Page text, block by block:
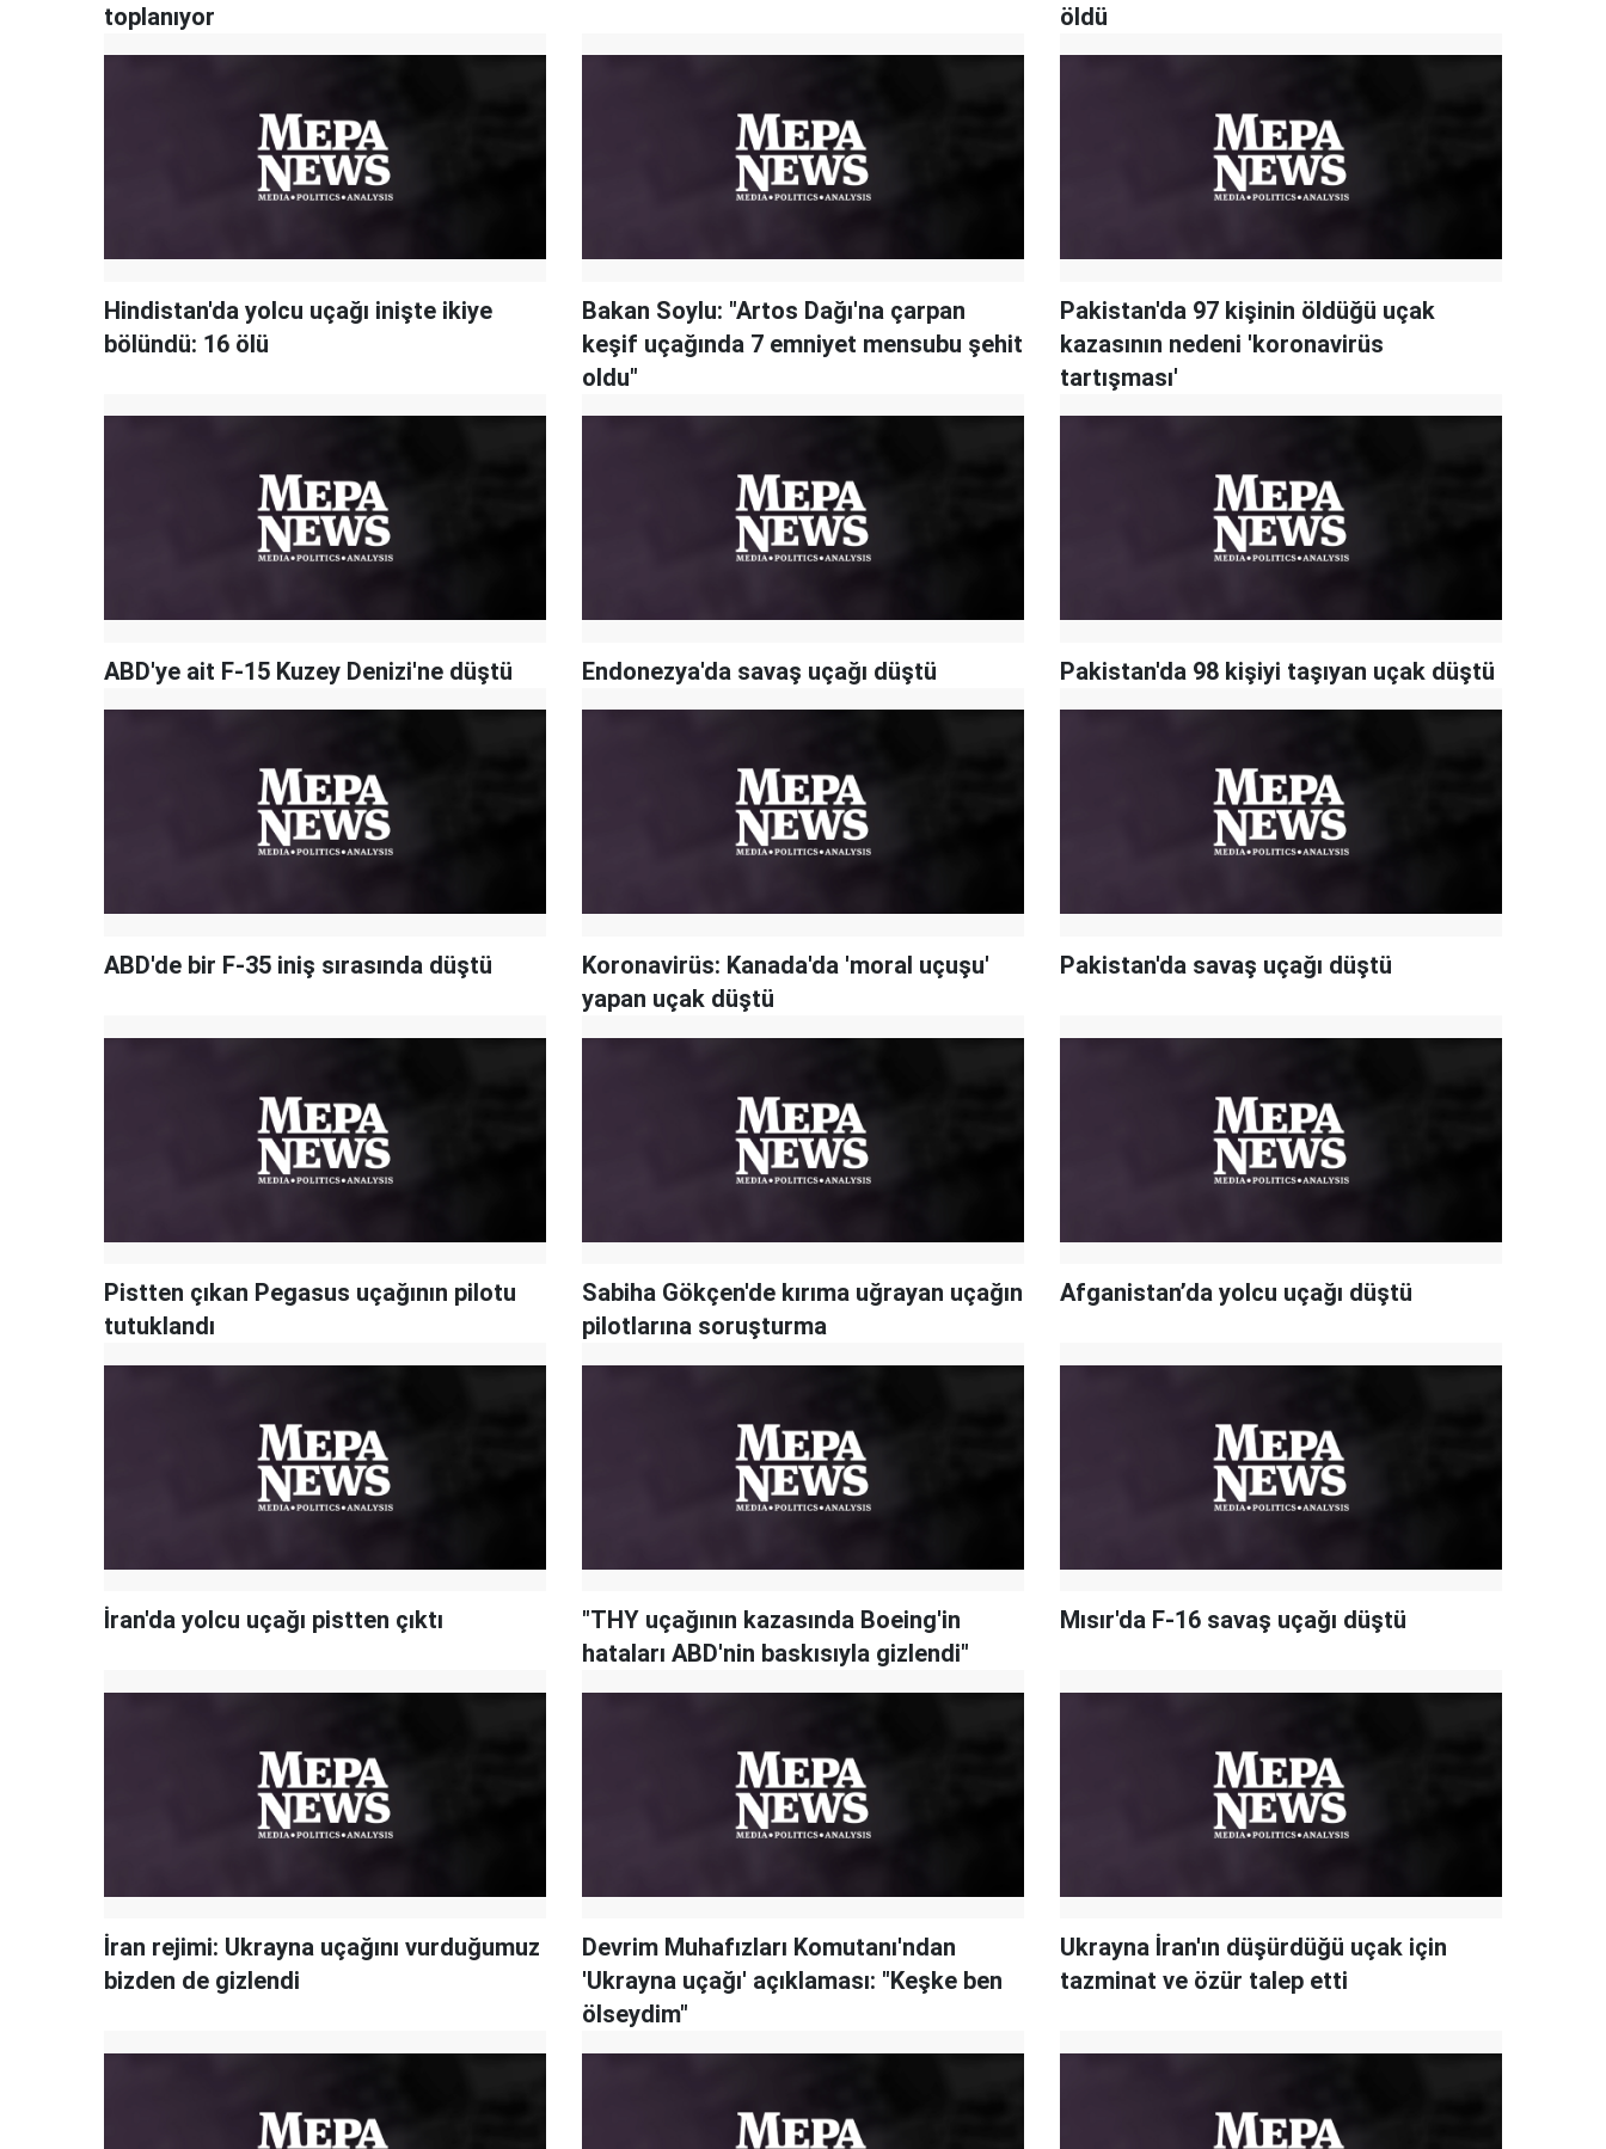
toplanıyor
öldü
Hindistan'da yolcu uçağı inişte ikiye
bölündü: 16 ölü
Bakan Soylu: "Artos Dağı'na çarpan
keşif uçağında 7 emniyet mensubu şehit
oldu"
Pakistan'da 97 kişinin öldüğü uçak
kazasının nedeni 'koronavirüs
tartışması'
ABD'ye ait F-15 Kuzey Denizi'ne düştü Endonezya'da savaş uçağı düştü Pakistan'da 98 kişiyi taşıyan uçak düştü
ABD'de bir F-35 iniş sırasında düştü
Koronavirüs: Kanada'da 'moral uçuşu'
yapan uçak düştü
Pakistan'da savaş uçağı düştü
Pistten çıkan Pegasus uçağının pilotu
tutuklandı
Sabiha Gökçen'de kırıma uğrayan uçağın
pilotlarına soruşturma
Afganistan’da yolcu uçağı düştü
İran'da yolcu uçağı pistten çıktı
"THY uçağının kazasında Boeing'in
hataları ABD'nin baskısıyla gizlendi"
Mısır'da F-16 savaş uçağı düştü
İran rejimi: Ukrayna uçağını vurduğumuz
bizden de gizlendi
Devrim Muhafızları Komutanı'ndan
'Ukrayna uçağı' açıklaması: "Keşke ben
ölseydim"
Ukrayna İran'ın düşürdüğü uçak için
tazminat ve özür talep etti